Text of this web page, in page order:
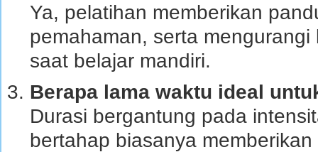
Ya, pelatihan memberikan
pemahaman, serta
saat belajar mandiri.
Berapa lama waktu ideal
Durasi bergantung pada
bertahap biasanya